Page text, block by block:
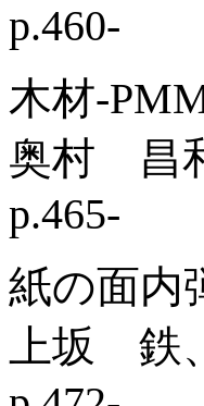
p.460-
木材-
奥村 昌
p.465-
紙の面内
上坂 鉄